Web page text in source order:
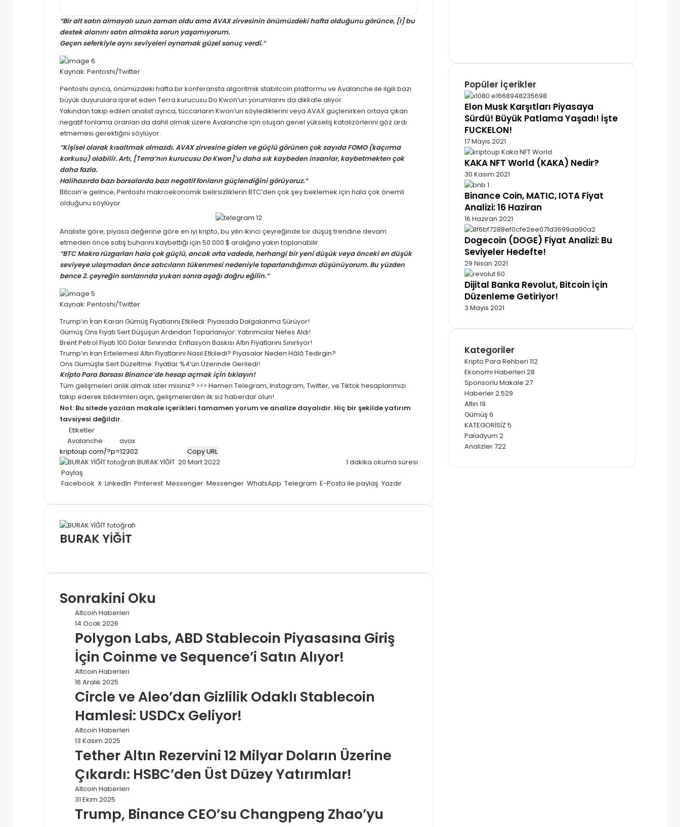
“Bir alt satın almayalı uzun zaman oldu ama AVAX zirvesinin önümüzdeki hafta olduğunu görünce, [I] bu
destek alanını satın almakta sorun yaşamıyorum.
Geçen seferkiyle aynı seviyeleri oynamak güzel sonuç verdi.”
Kaynak: Pentoshi/Twitter
Pentoshi ayrıca, önümüzdeki hafta bir konferansta algoritmik stabilcoin platformu ve Avalanche ile ilgili bazı
büyük duyurulara işaret eden Terra kurucusu Do Kwon’un yorumlarını da dikkate alıyor.
Yakından takip edilen analist ayrıca, tüccarların Kwon’un söylediklerini veya AVAX güçlenirken ortaya çıkan
negatif fonlama oranları da dahil olmak üzere Avalanche için oluşan genel yükseliş katalizörlerini göz ardı
etmemesi gerektiğini söylüyor.
“Kişisel olarak kısaltmak olmazdı. AVAX zirvesine giden ve güçlü görünen çok sayıda FOMO (kaçırma
korkusu) olabilir. Artı, [Terra’nın kurucusu Do Kwon]’u daha sık kaybeden insanlar, kaybetmekten çok
daha fazla.
Halihazırda bazı borsalarda bazı negatif fonların güçlendiğini görüyoruz.”
Bitcoin’e gelince, Pentoshi makroekonomik belirsizliklerin BTC’den çok şey beklemek için hala çok önemli
olduğunu söylüyor.
Analiste göre, piyasa değerine göre en iyi kripto, bu yılın ikinci çeyreğinde bir düşüş trendine devam
etmeden önce satış buharını kaybettiği için 50.000 $ aralığına yakın toplanabilir.
“BTC Makro rüzgarları hala çok güçlü, ancak orta vadede, herhangi bir yeni düşük veya önceki en düşük
seviyeye ulaşmadan önce satıcıların tükenmesi nedeniyle toparlandığımızı düşünüyorum. Bu yüzden
bence 2. çeyreğin sonlarında yukarı sonra aşağı doğru eğilin.”
Kaynak: Pentoshi/Twitter
Trump’ın İran Kararı Gümüş Fiyatlarını Etkiledi: Piyasada Dalgalanma Sürüyor!
Gümüş Ons Fiyatı Sert Düşüşün Ardından Toparlanıyor: Yatırımcılar Nefes Aldı!
Brent Petrol Fiyatı 100 Dolar Sınırında: Enflasyon Baskısı Altın Fiyatlarını Sınırlıyor!
Trump’ın İran Ertelemesi Altın Fiyatlarını Nasıl Etkiledi? Piyasalar Neden Hâlâ Tedirgin?
Ons Gümüşte Sert Düzeltme: Fiyatlar %4’ün Üzerinde Geriledi!
Kripto Para Borsası Binance’de hesap açmak için tıklayın!
Tüm gelişmeleri anlık almak ister misiniz? >>> Hemen Telegram, Instagram, Twitter, ve Tiktok hesaplarımızı
takip ederek bildirimleri açın, gelişmelerden ilk siz haberdar olun!
Not: Bu sitede yazılan makale içerikleri tamamen yorum ve analize dayalıdır. Hiç bir şekilde yatırım
tavsiyesi değildir.
Etiketler
Avalanche
avax
Copy URL
BURAK YİĞİT Bir
posta
20 Mart 2022
1 dakika okuma süresi
Paylaş
Facebook X LinkedIn Pinterest Messenger Messenger WhatsApp Telegram E-Posta ile paylaş Yazdır
BURAK YİĞİT
Sonrakini Oku
Altcoin Haberleri
14 Ocak 2026
Polygon Labs, ABD Stablecoin Piyasasına Giriş
İçin Coinme ve Sequence’i Satın Alıyor!
Altcoin Haberleri
16 Aralık 2025
Circle ve Aleo’dan Gizlilik Odaklı Stablecoin
Hamlesi: USDCx Geliyor!
Altcoin Haberleri
13 Kasım 2025
Tether Altın Rezervini 12 Milyar Doların Üzerine
Çıkardı: HSBC’den Üst Düzey Yatırımlar!
Altcoin Haberleri
31 Ekim 2025
Trump, Binance CEO’su Changpeng Zhao’yu
Popüler İçerikler
Elon Musk Karşıtları Piyasaya
Sürdü! Büyük Patlama Yaşadı! İşte
FUCKELON!
17 Mayıs 2021
KAKA NFT World (KAKA) Nedir?
30 Kasım 2021
Binance Coin, MATIC, IOTA Fiyat
Analizi: 16 Haziran
16 Haziran 2021
Dogecoin (DOGE) Fiyat Analizi: Bu
Seviyeler Hedefte!
29 Nisan 2021
Dijital Banka Revolut, Bitcoin İçin
Düzenleme Getiriyor!
3 Mayıs 2021
Kategoriler
Kripto Para Rehberi 112
Ekonomi Haberleri 28
Sponsorlu Makale 27
Haberler2.529
Altın 19
Gümüş 6
KATEGORİSİZ 5
Paladyum 2
Analizler722